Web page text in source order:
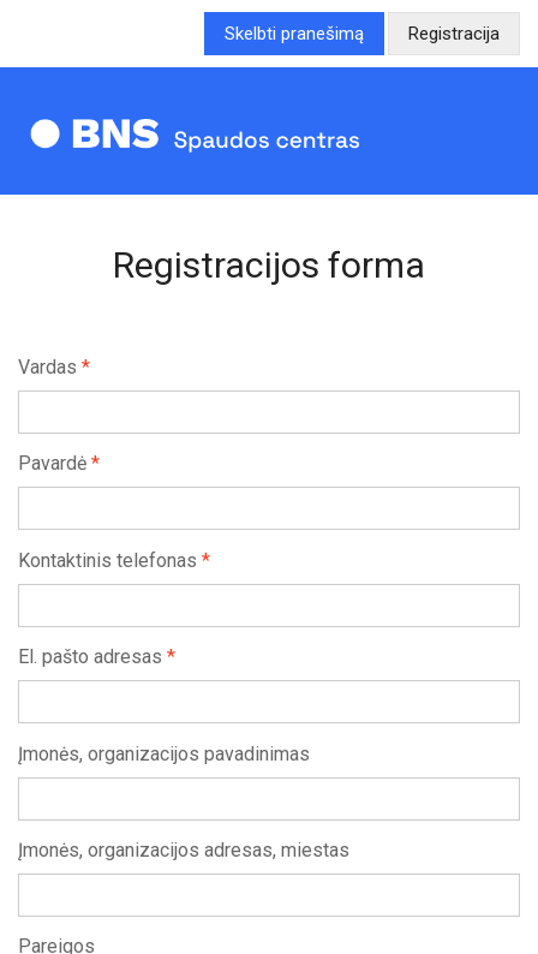
Skelbti pranešimą Registracija
Registracijos forma
Vardas *
Pavardė *
Kontaktinis telefonas *
El. pašto adresas *
Įmonės, organizacijos pavadinimas
Įmonės, organizacijos adresas, miestas
Pareigos